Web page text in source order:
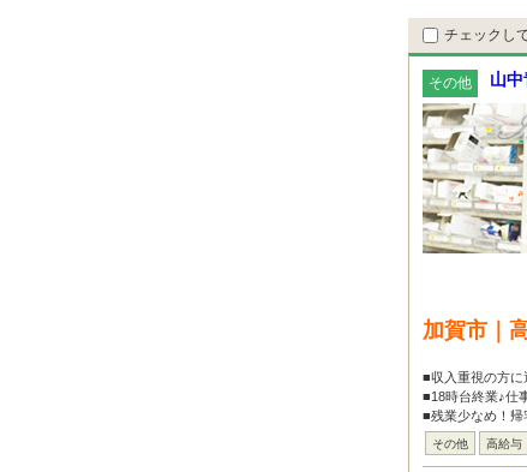
チェックし
その他 山
加賀市｜
■収入重視の方に
■18時台終業♪仕
■残業少なめ！帰
その他 高給与